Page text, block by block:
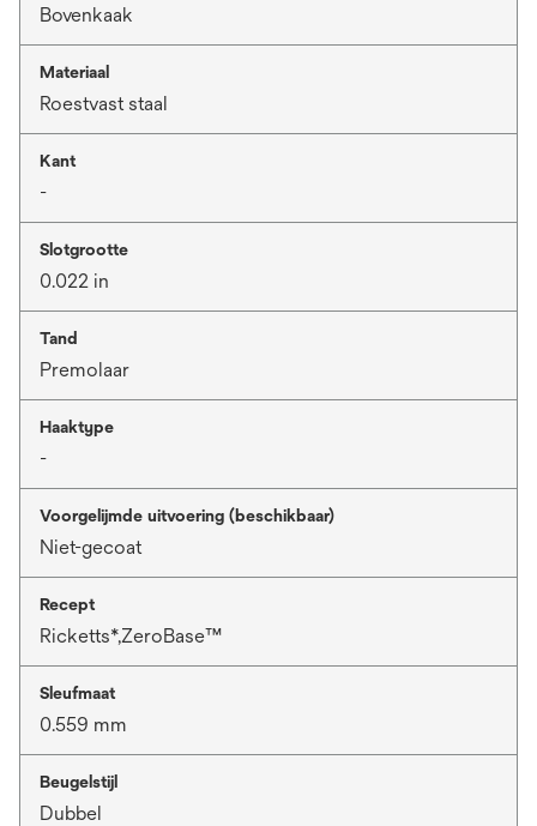
Bovenkaak
Materiaal
Roestvast staal
Kant
-
Slotgrootte
0.022 in
Tand
Premolaar
Haaktype
-
Voorgelijmde uitvoering (beschikbaar)
Niet-gecoat
Recept
Ricketts*,ZeroBase™
Sleufmaat
0.559 mm
Beugelstijl
Dubbel